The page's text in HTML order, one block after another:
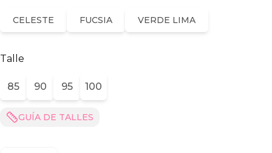
CELESTE FUCSIA VERDE LIMA
Talle
85 90 95 100
GUÍA DE TALLES